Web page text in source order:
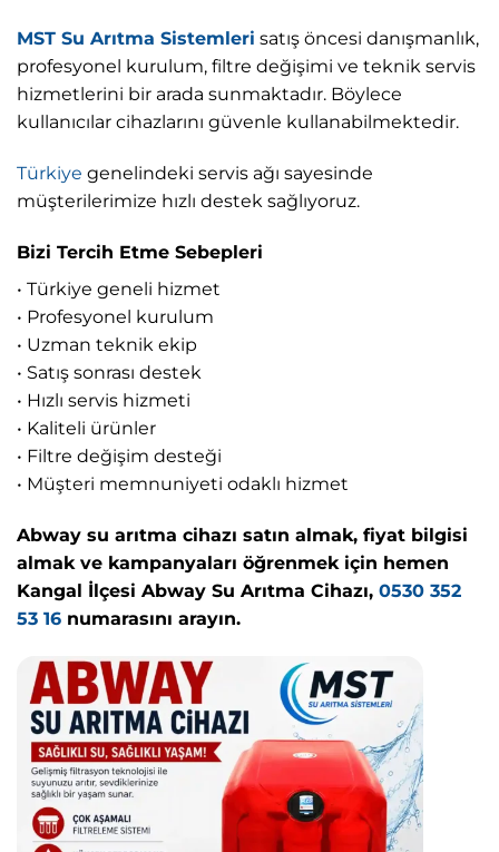
MST Su Arıtma Sistemleri satış öncesi danışmanlık,
profesyonel kurulum, filtre değişimi ve teknik servis
hizmetlerini bir arada sunmaktadır. Böylece
kullanıcılar cihazlarını güvenle kullanabilmektedir.
Türkiye genelindeki servis ağı sayesinde
müşterilerimize hızlı destek sağlıyoruz.
Bizi Tercih Etme Sebepleri
• Türkiye geneli hizmet
• Profesyonel kurulum
• Uzman teknik ekip
• Satış sonrası destek
• Hızlı servis hizmeti
• Kaliteli ürünler
• Filtre değişim desteği
• Müşteri memnuniyeti odaklı hizmet
Abway su arıtma cihazı satın almak, fiyat bilgisi
almak ve kampanyaları öğrenmek için hemen
Kangal İlçesi Abway Su Arıtma Cihazı, 0530 352
53 16 numarasını arayın.